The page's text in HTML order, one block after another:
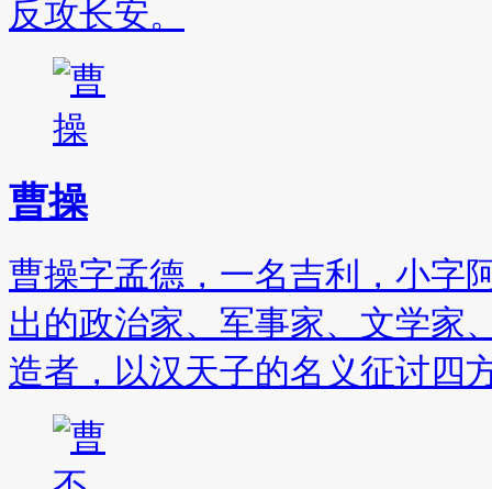
反攻长安。
曹操
曹操字孟德，一名吉利，小字
出的政治家、军事家、文学家
造者，以汉天子的名义征讨四